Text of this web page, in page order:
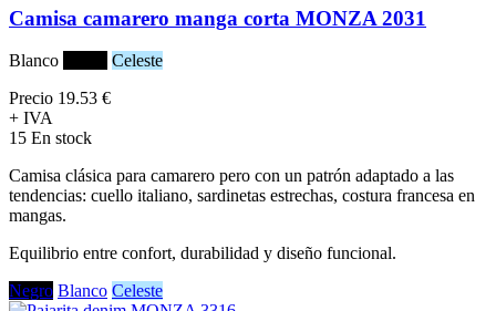
Camisa camarero manga corta MONZA 2031
Blanco
Celeste
Precio 19.53 €
+ IVA
15 En stock
Camisa clásica para camarero pero con un patrón adaptado a las
tendencias: cuello italiano, sardinetas estrechas, costura francesa en
mangas.
Equilibrio entre confort, durabilidad y diseño funcional.
Negro Blanco Celeste